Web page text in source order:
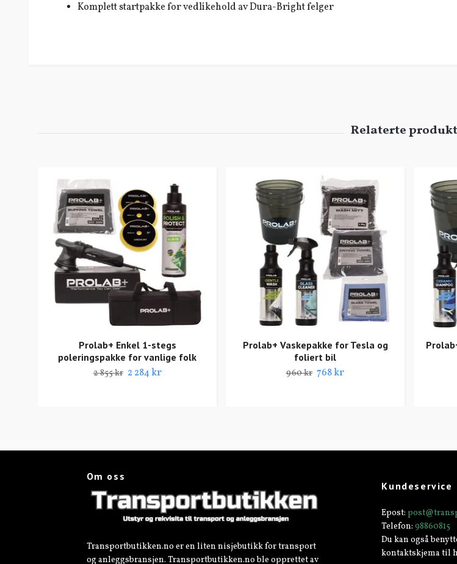
Komplett startpakke for vedlikehold av Dura-Bright felger
Prolab+ Enkel 1-stegs
poleringspakke for vanlige folk
2 855 kr 2 284 kr
Prolab+ Vaskepakke for Tesla og
foliert bil
960 kr 768 kr
Om oss
Transportbutikken.no er en liten nisjebutikk for transport
og anleggsbransjen. Transportbutikken.no ble opprettet av
Kundeservice
Epost:
Telefon:98860815
Du kan også
kontaktskjema til